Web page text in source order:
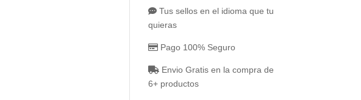
Tus sellos en el idioma que tu
quieras
Pago 100% Seguro
Envio Gratis en la compra de
6+ productos